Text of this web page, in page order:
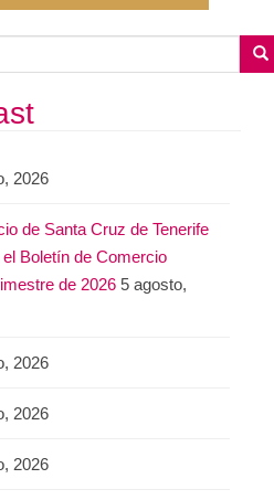
2026
de Santa Cruz de Tenerife
Boletín de Comercio
de 2026 5 agosto,
2026
2026
2026